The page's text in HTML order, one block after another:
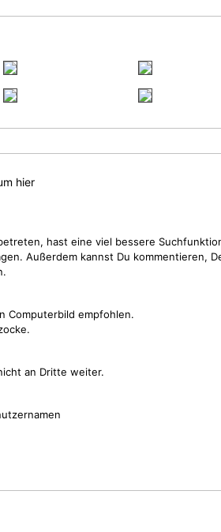
hier
hast eine viel bessere
Außerdem kannst Du kommentieren,
Computerbild empfohlen.
an Dritte weiter.